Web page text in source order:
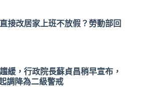
接改居家上班不放假？勞動部回
緩，行政院長蘇貞昌稍早宣布，
調降為二級警戒